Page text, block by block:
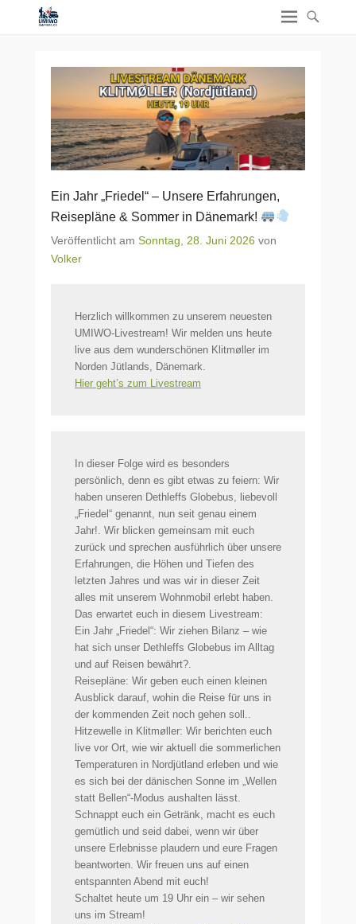
Ein Jahr „Friedel“ – Unsere Erfahrungen,
Reisepläne & Sommer in Dänemark!
Veröffentlicht am Sonntag, 28. Juni 2026 von
Volker
Herzlich willkommen zu unserem neuesten
UMIWO-Livestream! Wir melden uns heute
live aus dem wunderschönen Klitmøller im
Norden Jütlands, Dänemark.
Hier geht’s zum Livestream
​In dieser Folge wird es besonders
persönlich, denn es gibt etwas zu feiern: Wir
haben unseren Dethleffs Globebus, liebevoll
„Friedel“ genannt, nun seit genau einem
Jahr!. Wir blicken gemeinsam mit euch
zurück und sprechen ausführlich über unsere
Erfahrungen, die Höhen und Tiefen des
letzten Jahres und was wir in dieser Zeit
alles mit unserem Wohnmobil erlebt haben.
​Das erwartet euch in diesem Livestream:
​Ein Jahr „Friedel“: Wir ziehen Bilanz – wie
hat sich unser Dethleffs Globebus im Alltag
und auf Reisen bewährt?.
​Reisepläne: Wir geben euch einen kleinen
Ausblick darauf, wohin die Reise für uns in
der kommenden Zeit noch gehen soll..
​Hitzewelle in Klitmøller: Wir berichten euch
live vor Ort, wie wir aktuell die sommerlichen
Temperaturen in Nordjütland erleben und wie
es sich bei der dänischen Sonne im „Wellen
statt Bellen“-Modus aushalten lässt.
​Schnappt euch ein Getränk, macht es euch
gemütlich und seid dabei, wenn wir über
unsere Erlebnisse plaudern und eure Fragen
beantworten. Wir freuen uns auf einen
entspannten Abend mit euch!
​Schaltet heute um 19 Uhr ein – wir sehen
uns im Stream!